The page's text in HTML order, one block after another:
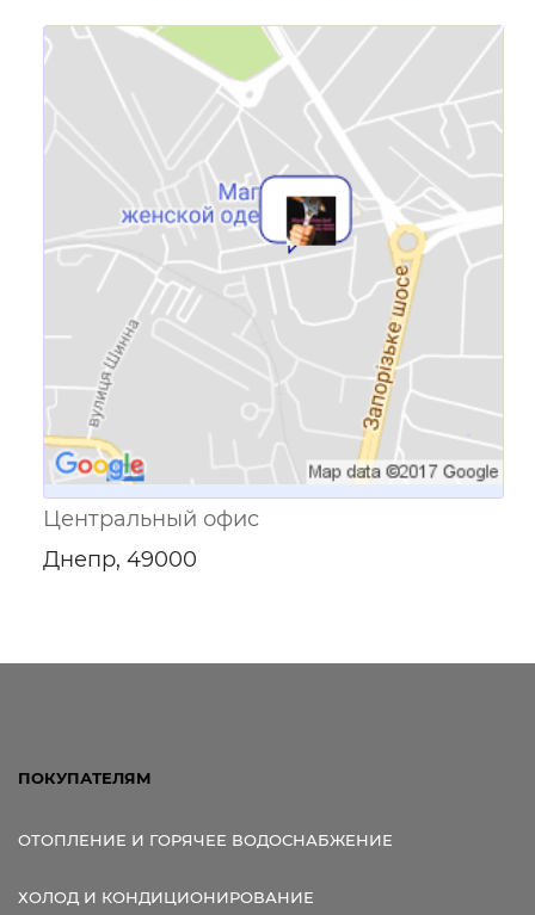
Ссылка для мобильных устройств
Центральный офис
Днепр, 49000
ПОКУПАТЕЛЯМ
ОТОПЛЕНИЕ И ГОРЯЧЕЕ ВОДОСНАБЖЕНИЕ
ХОЛОД И КОНДИЦИОНИРОВАНИЕ